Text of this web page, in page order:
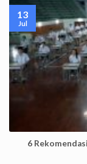
6
13
Jul